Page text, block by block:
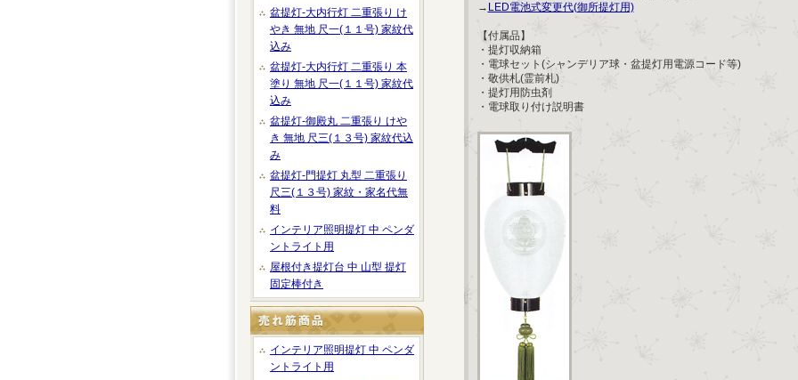
盆提灯-大内行灯 二重張り け
やき 無地 尺一(１１号) 家紋代
込み
盆提灯-大内行灯 二重張り 本
塗り 無地 尺一(１１号) 家紋代
込み
盆提灯-御殿丸 二重張り けや
き 無地 尺三(１３号) 家紋代込
み
盆提灯-門提灯 丸型 二重張り
尺三(１３号) 家紋・家名代無
料
インテリア照明提灯 中 ペンダ
ントライト用
屋根付き提灯台 中 山型 提灯
固定棒付き
インテリア照明提灯 中 ペンダ
ントライト用
→ LED電池式変更代(御所提灯用)
【付属品】
・提灯収納箱
・電球セット(シャンデリア球・盆提灯用電源コード等)
・敬供札(霊前札)
・提灯用防虫剤
・電球取り付け説明書